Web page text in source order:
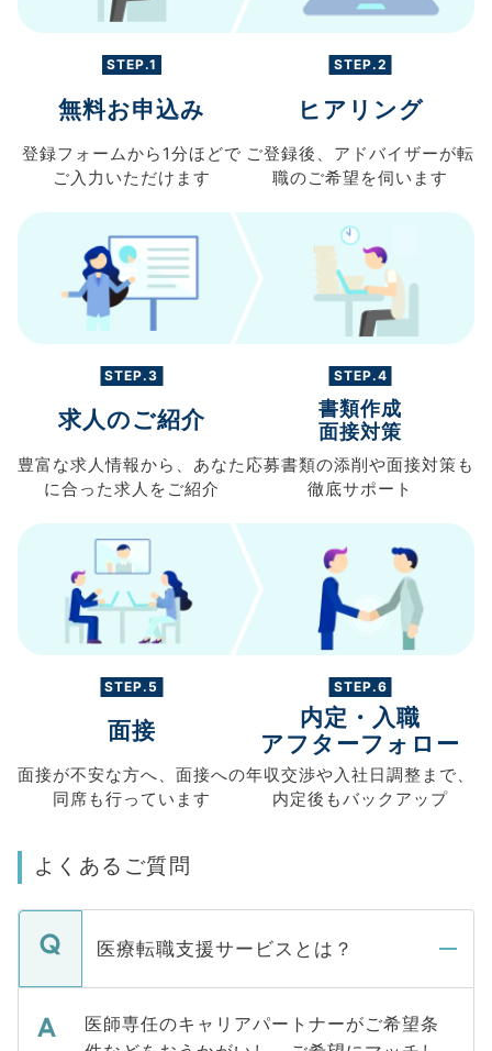
STEP.1
無料お申込み
登録フォームから 1分ほどで
ご入力 いただけます
STEP.2
ヒアリング
ご登録後、 アドバイザーが転
職のご希望を伺います
STEP.3
求人のご紹介
豊富な求人情報から、 あなた
に合った求人を ご紹介
STEP.4
書類作成
面接対策
応募書類の添削や面接対策も
徹底サポート
STEP.5
面接
面接が不安な方へ、 面接への
同席も行っています
STEP.6
内定・入職
アフターフォロー
年収交渉や入社日調整まで、
内定後もバックアップ
よくあるご質問
医療転職支援サービスとは？
医師専任のキャリアパートナーがご希望条